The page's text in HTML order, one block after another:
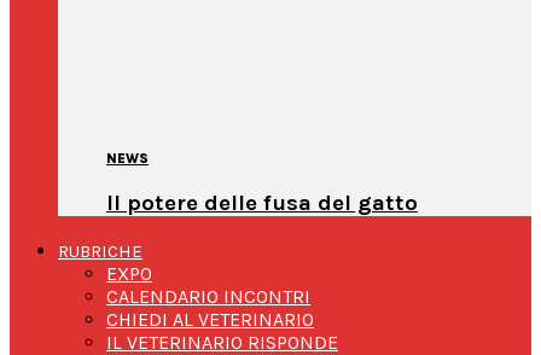
NEWS
Il potere delle fusa del gatto
RUBRICHE
EXPO
CALENDARIO INCONTRI
CHIEDI AL VETERINARIO
IL VETERINARIO RISPONDE